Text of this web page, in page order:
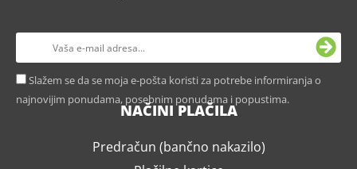
Slažem se da se moja e-pošta koristi za potrebe informiranja o
najnovijim ponudama, posebnim ponudama i popustima.
NAČINI PLAČILA
Predračun (bančno nakazilo)